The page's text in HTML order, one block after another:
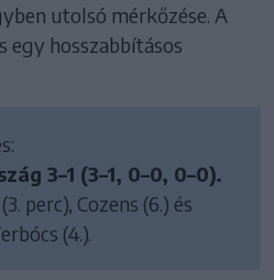
utolsó mérkőzése. A
egy hosszabbításos
3–1 (3–1, 0–0, 0–0).
perc), Cozens (6.) és
(4.).